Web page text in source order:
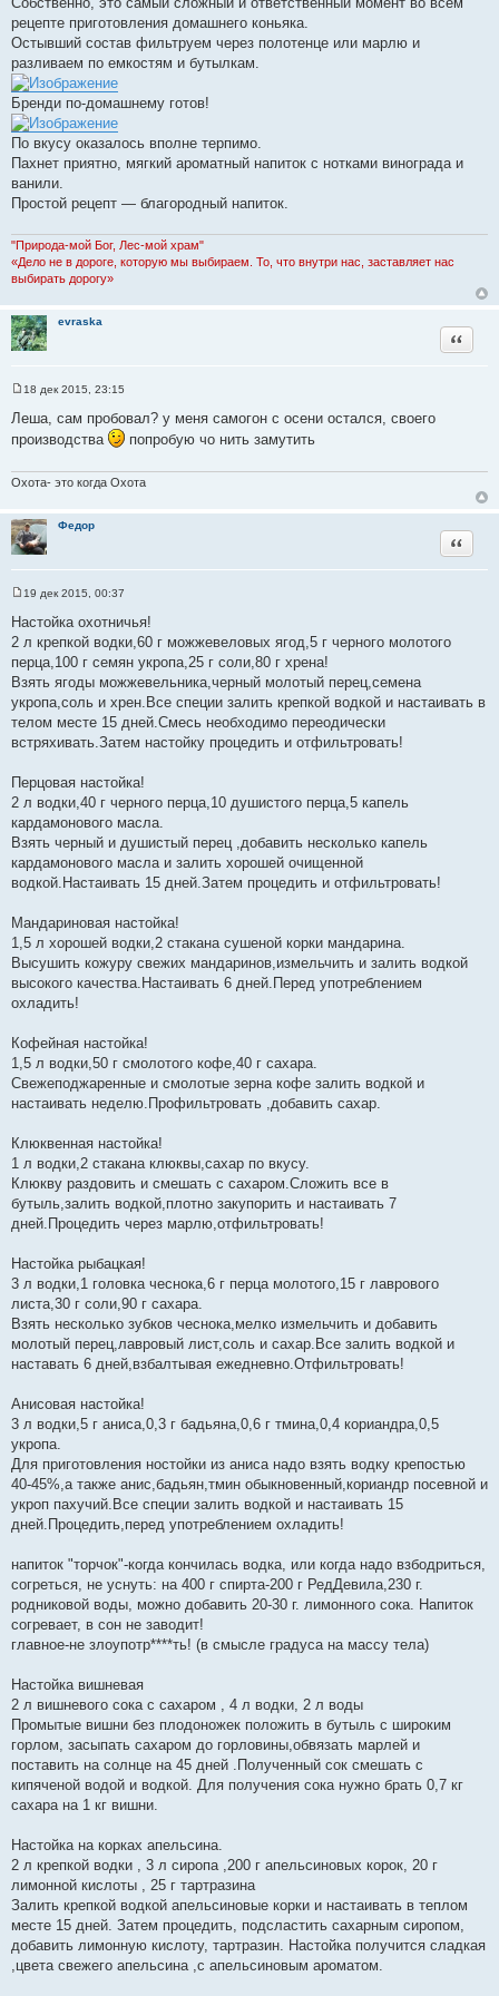
рецепте приготовления домашнего коньяка.
Остывший состав фильтруем через полотенце или марлю и
разливаем по емкостям и бутылкам.
Бренди по-домашнему готов!
По вкусу оказалось вполне терпимо.
Пахнет приятно, мягкий ароматный напиток с нотками винограда и
ванили.
Простой рецепт — благородный напиток.
"Природа-мой Бог, Лес-мой храм"
«Дело не в дороге, которую мы выбираем. То, что внутри нас, заставляет нас
выбирать дорогу»
evraska
Цитата
о
б
н
18 дек 2015, 23:15
Леша, сам пробовал? у меня самогон с осени остался, своего
производства
попробую чо нить замутить
Охота- это когда Охота
Федор
Цитата
о
о
б
щ
е
н
и
е
19 дек 2015, 00:37
Настойка охотничья!
2 л крепкой водки,60 г можжевеловых ягод,5 г черного молотого
перца,100 г семян укропа,25 г соли,80 г хрена!
Взять ягоды можжевельника,черный молотый перец,семена
укропа,соль и хрен.Все специи залить крепкой водкой и настаивать в
телом месте 15 дней.Смесь необходимо переодически
встряхивать.Затем настойку процедить и отфильтровать!
Перцовая настойка!
2 л водки,40 г черного перца,10 душистого перца,5 капель
кардамонового масла.
Взять черный и душистый перец ,добавить несколько капель
кардамонового масла и залить хорошей очищенной
водкой.Настаивать 15 дней.Затем процедить и отфильтровать!
Мандариновая настойка!
1,5 л хорошей водки,2 стакана сушеной корки мандарина.
Высушить кожуру свежих мандаринов,измельчить и залить водкой
высокого качества.Настаивать 6 дней.Перед употреблением
охладить!
Кофейная настойка!
1,5 л водки,50 г смолотого кофе,40 г сахара.
Свежеподжаренные и смолотые зерна кофе залить водкой и
настаивать неделю.Профильтровать ,добавить сахар.
Клюквенная настойка!
1 л водки,2 стакана клюквы,сахар по вкусу.
Клюкву раздовить и смешать с сахаром.Сложить все в
бутыль,залить водкой,плотно закупорить и настаивать 7
дней.Процедить через марлю,отфильтровать!
Настойка рыбацкая!
3 л водки,1 головка чеснока,6 г перца молотого,15 г лаврового
листа,30 г соли,90 г сахара.
Взять несколько зубков чеснока,мелко измельчить и добавить
молотый перец,лавровый лист,соль и сахар.Все залить водкой и
наставать 6 дней,взбалтывая ежедневно.Отфильтровать!
Анисовая настойка!
3 л водки,5 г аниса,0,3 г бадьяна,0,6 г тмина,0,4 кориандра,0,5
укропа.
Для приготовления ностойки из аниса надо взять водку крепостью
40-45%,а также анис,бадьян,тмин обыкновенный,кориандр посевной и
укроп пахучий.Все специи залить водкой и настаивать 15
дней.Процедить,перед употреблением охладить!
напиток "торчок"-когда кончилась водка, или когда надо взбодриться,
согреться, не уснуть: на 400 г спирта-200 г РедДевила,230 г.
родниковой воды, можно добавить 20-30 г. лимонного сока. Напиток
согревает, в сон не заводит!
главное-не злоупотр****ть! (в смысле градуса на массу тела)
Настойка вишневая
2 л вишневого сока с сахаром , 4 л водки, 2 л воды
Промытые вишни без плодоножек положить в бутыль с широким
горлом, засыпать сахаром до горловины,обвязать марлей и
поставить на солнце на 45 дней .Полученный сок смешать с
кипяченой водой и водкой. Для получения сока нужно брать 0,7 кг
сахара на 1 кг вишни.
Настойка на корках апельсина.
2 л крепкой водки , 3 л сиропа ,200 г апельсиновых корок, 20 г
лимонной кислоты , 25 г тартразина
Залить крепкой водкой апельсиновые корки и настаивать в теплом
месте 15 дней. Затем процедить, подсластить сахарным сиропом,
добавить лимонную кислоту, тартразин. Настойка получится сладкая
,цвета свежего апельсина ,с апельсиновым ароматом.